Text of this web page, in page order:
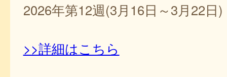
2026年第12週(3月16日～3月22日)
>>詳細はこちら